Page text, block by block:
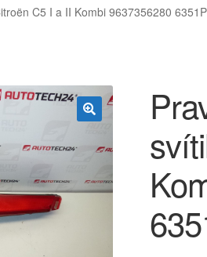
C5 I a II Kombi 9637356280